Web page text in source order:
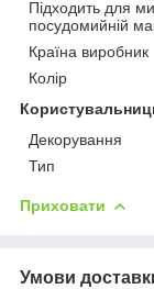
Підходить для
посудомийній
Країна виробник
Колір
Декорування
Тип
Приховати
Умови